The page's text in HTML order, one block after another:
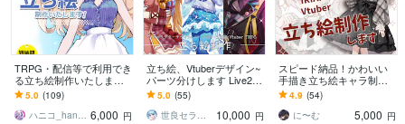
TRPG・配信等で利用でき
る立ち絵制作いたします
ご依頼初めての方が多い
です！安心してお任せく
ださい。
5.0 (109)
ハニコ_hanico 6,000 円
立ち絵、Vtuberデザイン~
パーツ分けします Live2D
パーツ分け、キャラデ
ザ、3面図、PRPG
5.0 (55)
世良セラ（セラ）
10,000 円
スピード納品！かわいい
手描き立ち絵キャラ制作
します 【5名様限定価格】
商用利用可、TRPG、配信
向けイラスト
4.9 (54)
に〜む
5,000 円